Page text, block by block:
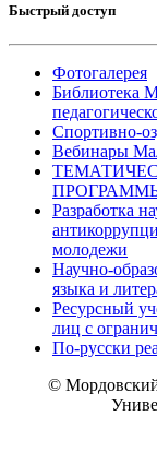
Быстрый доступ
Фотогалерея
Библиотека
Спортивно-
Вебинары
Разработка
молодежи
Научно-
языка и
Ресурсный
лиц с
По-русски
© Мордовский